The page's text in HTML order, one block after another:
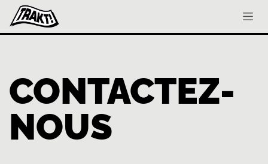
Se rendre au contenu
CONTACTEZ-
NOUS